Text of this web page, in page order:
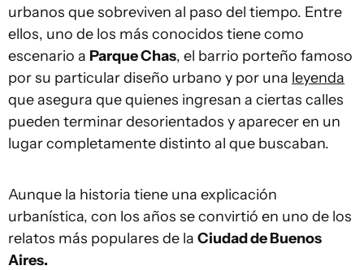
urbanos que sobreviven al paso del tiempo. Entre
ellos, uno de los más conocidos tiene como
escenario a Parque Chas, el barrio porteño famoso
por su particular diseño urbano y por una leyenda
que asegura que quienes ingresan a ciertas calles
pueden terminar desorientados y aparecer en un
lugar completamente distinto al que buscaban.
Aunque la historia tiene una explicación
urbanística, con los años se convirtió en uno de los
relatos más populares de la Ciudad de Buenos
Aires.